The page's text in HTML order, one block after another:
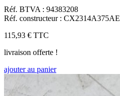
Réf. BTVA : 94383208
Réf. constructeur : CX2314A375AE
115,93 € TTC
livraison offerte !
ajouter au panier